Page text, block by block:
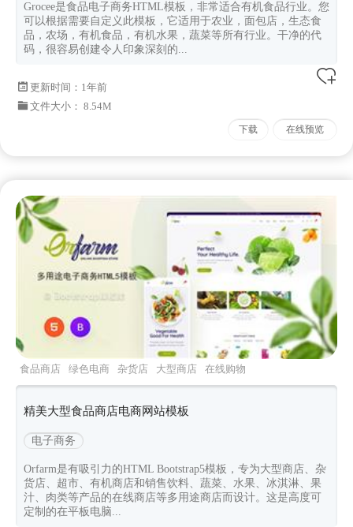
Grocee是食品电子商务HTML模板，非常适合有机食品行业。您
可以根据需要自定义此模板，它适用于农业，面包店，生态食
品，农场，有机食品，有机水果，蔬菜等所有行业。干净的代
码，很容易创建令人印象深刻的...
更新时间： 1年前
文件大小： 8.54M
下载 在线预览
食品商店 绿色电商 杂货店 大型商店
在线购物
电商
精美大型食品商店电商网站模板
电子商务
Orfarm是有吸引力的HTML Bootstrap5模板，专为大型商店、杂
货店、超市、有机商店和销售饮料、蔬菜、水果、冰淇淋、果
汁、肉类等产品的在线商店等多用途商店而设计。这是高度可
定制的在平板电脑...